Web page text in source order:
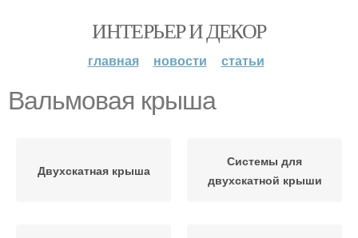
ИНТЕРЬЕР И ДЕКОР
главная новости статьи
Вальмовая крыша
Двухскатная крыша
Системы для
двухскатной крыши